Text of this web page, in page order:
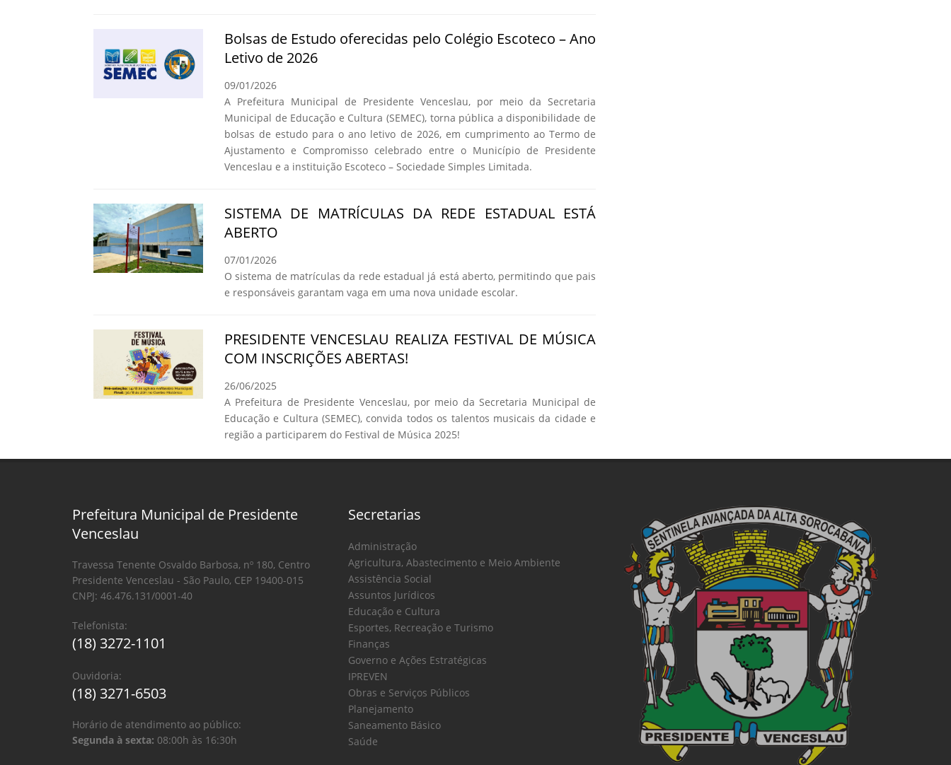
Bolsas de Estudo oferecidas pelo Colégio Escoteco – Ano
Letivo de 2026
09/01/2026
A Prefeitura Municipal de Presidente Venceslau, por meio da Secretaria
Municipal de Educação e Cultura (SEMEC), torna pública a disponibilidade de
bolsas de estudo para o ano letivo de 2026, em cumprimento ao Termo de
Ajustamento e Compromisso celebrado entre o Município de Presidente
Venceslau e a instituição Escoteco – Sociedade Simples Limitada.
SISTEMA DE MATRÍCULAS DA REDE ESTADUAL ESTÁ
ABERTO
07/01/2026
O sistema de matrículas da rede estadual já está aberto, permitindo que pais
e responsáveis garantam vaga em uma nova unidade escolar.
PRESIDENTE VENCESLAU REALIZA FESTIVAL DE MÚSICA
COM INSCRIÇÕES ABERTAS!
26/06/2025
A Prefeitura de Presidente Venceslau, por meio da Secretaria Municipal de
Educação e Cultura (SEMEC), convida todos os talentos musicais da cidade e
região a participarem do Festival de Música 2025!
Prefeitura Municipal de Presidente
Venceslau
Travessa Tenente Osvaldo Barbosa, nº 180, Centro
Presidente Venceslau - São Paulo, CEP 19400-015
CNPJ: 46.476.131/0001-40
Telefonista:
(18) 3272-1101
Ouvidoria:
(18) 3271-6503
Horário de atendimento ao público:
Segunda à sexta: 08:00h às 16:30h
Secretarias
Administração
Agricultura, Abastecimento e Meio Ambiente
Assistência Social
Assuntos Jurídicos
Educação e Cultura
Esportes, Recreação e Turismo
Finanças
Governo e Ações Estratégicas
IPREVEN
Obras e Serviços Públicos
Planejamento
Saneamento Básico
Saúde